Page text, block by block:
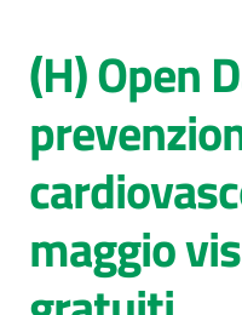
Azienda
Servizi
Luoghi
di
cura
Salta al contenuto
(H) Open
maggio